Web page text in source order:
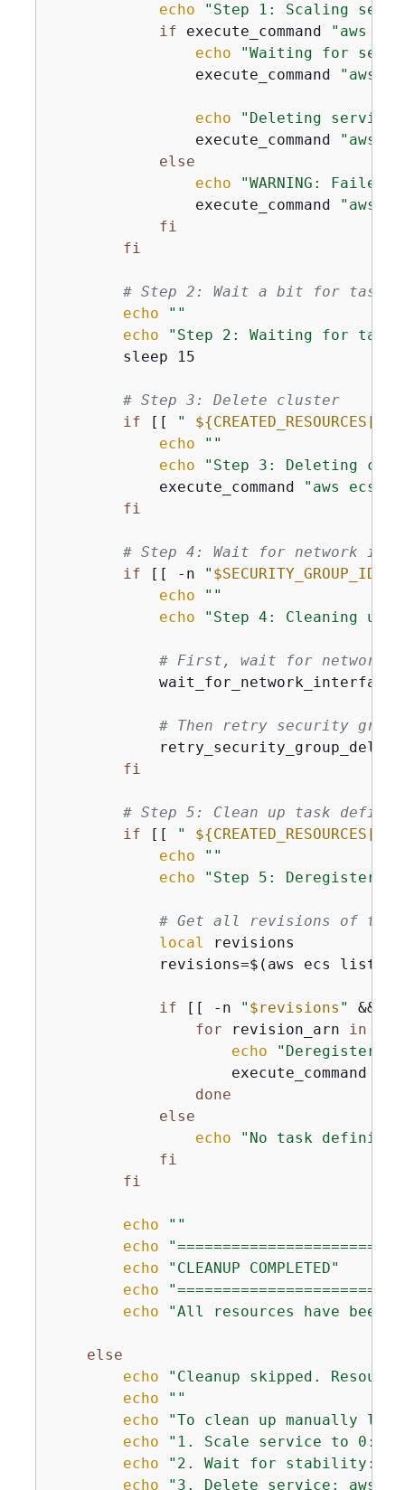
echo
"Step 1: Scaling
if execute_command
"aws
echo
"Waiting for
                execute_command
"aws
echo
"Deleting
                execute_command
"aws
else
echo
"WARNING:
                execute_command
"aws
fi
fi
# Step 2: Wait a bit for tasks
echo
""
echo
"Step 2: Waiting for
        sleep 15
# Step 3: Delete cluster
if [[ " ${CREATED_RESOURCES[*]}
echo
""
echo
"Step 3: Deleting
            execute_command
"aws ecs
fi
# Step 4: Wait for network
if [[ -n " $SECURITY_GROUP_ID
echo
""
echo
"Step 4: Cleaning up
# First, wait for network
# Then retry security
fi
# Step 5: Clean up task
if [[ " ${CREATED_RESOURCES[*]}
echo
""
echo
"Step 5:
# Get all revisions of the
local revisions
revisions=$(aws ecs list-
if [[ -n " $revisions " &&
for revision_arn in
echo
                    execute_command
done
else
echo
"No task
fi
fi
echo
""
echo
echo
"CLEANUP COMPLETED"
echo
echo
"All resources have been
else
echo
"Cleanup skipped.
echo
""
echo
"To clean up manually
echo
"1. Scale service to 0:
echo
"2. Wait for stability:
echo
"3. Delete service: aws